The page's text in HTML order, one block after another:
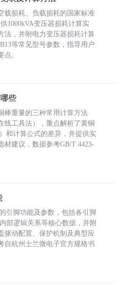
载损耗、负载损耗的国家标准
供1000kVA变压器损耗计算实
法，并附电力变压器损耗计算
等常见型号参数，指导用户
。
些
棒重量的三种常用计算方法
线工具法），重点解析了黄铜
和计算公式的差异，并提供实
材建议，数据参考GB/T 4423-
引脚功能及参数，包括各引脚
部逻辑关系等核心数据，并附
驱动配置、保护机制及典型应
自杭州士兰微电子官方规格书